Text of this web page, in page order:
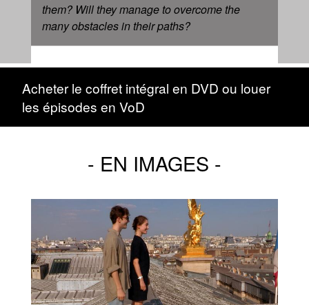
them? Will they manage to overcome the
many obstacles in their paths?
Acheter le coffret intégral en DVD ou louer
les épisodes en VoD
EN IMAGES